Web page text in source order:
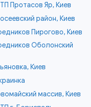
Протасов Яр, Киев
район, Киев
Пирогово, Киев
Оболонский
Киев
массив, Киев